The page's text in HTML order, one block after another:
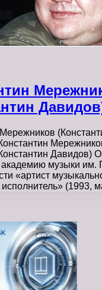
Давидов)
академию музыки им.
«артист
(1993,